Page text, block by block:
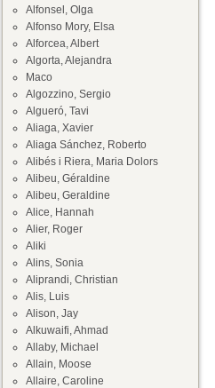
Alfonsel, Olga
Alfonso Mory, Elsa
Alforcea, Albert
Algorta, Alejandra
Maco
Algozzino, Sergio
Algueró, Tavi
Aliaga, Xavier
Aliaga Sánchez, Roberto
Alibés i Riera, Maria Dolors
Alibeu, Géraldine
Alibeu, Geraldine
Alice, Hannah
Alier, Roger
Aliki
Alins, Sonia
Aliprandi, Christian
Alis, Luis
Alison, Jay
Alkuwaifi, Ahmad
Allaby, Michael
Allain, Moose
Allaire, Caroline